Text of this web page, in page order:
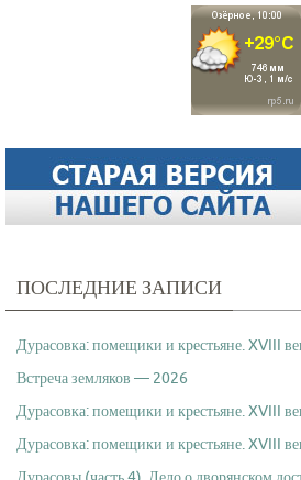
ПОСЛЕДНИЕ ЗАПИСИ
Дурасовка: помещики и крестьяне. XVIII
Встреча земляков — 2026
Дурасовка: помещики и крестьяне. XVIII
Дурасовка: помещики и крестьяне. XVIII